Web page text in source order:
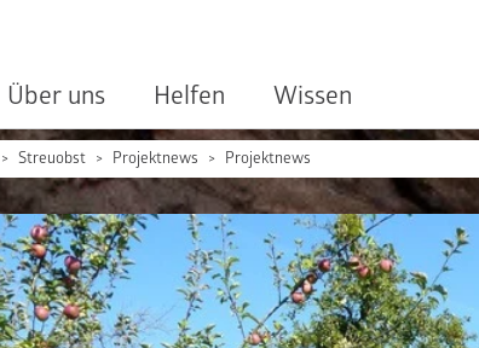
Über uns Helfen Wissen
Streuobst Projektnews Projektnews